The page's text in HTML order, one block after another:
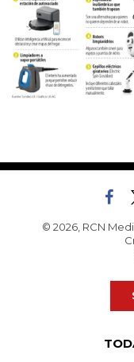
© 2026, RCN